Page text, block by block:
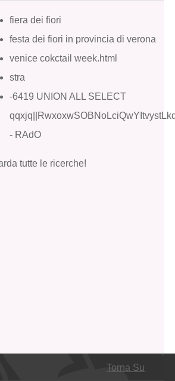
fiera dei fiori
festa dei fiori in provincia di verona
venice cokctail week.html
stra
-6419 UNION ALL SELECT
- RAdO
tutte le ricerche!
Torna Su